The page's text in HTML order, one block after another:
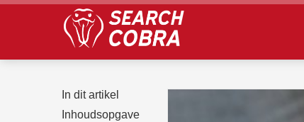
In dit artikel
Inhoudsopgave